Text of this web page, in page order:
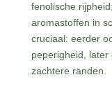
fenolische
aromastoffen in
cruciaal: eerder
peperigheid,
zachtere randen.